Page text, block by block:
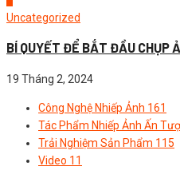
Uncategorized
BÍ QUYẾT ĐỂ BẮT ĐẦU CHỤP
19 Tháng 2, 2024
Công Nghệ Nhiếp Ảnh 161
Tác Phẩm Nhiếp Ảnh Ấn
Trải Nghiệm Sản Phẩm 115
Video 11